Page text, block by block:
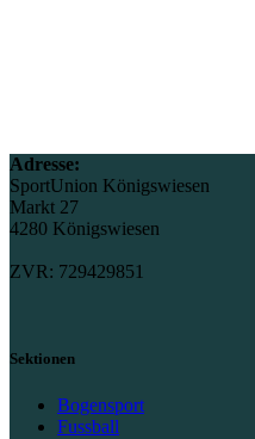
Adresse:
SportUnion Königswiesen
Markt 27
4280 Königswiesen
ZVR: 729429851
Sektionen
Bogensport
Fussball